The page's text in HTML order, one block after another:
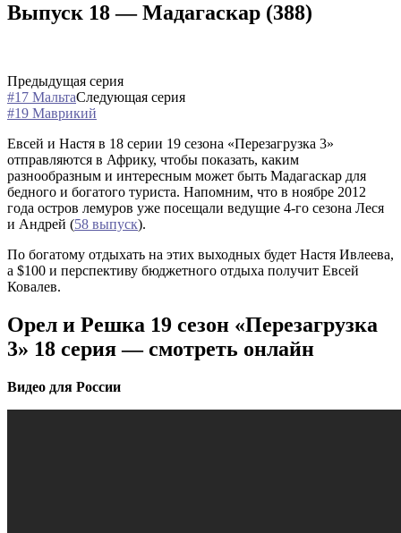
Выпуск 18 — Мадагаскар (388)
Предыдущая серия
#17 МальтаСледующая серия
#19 Маврикий
Евсей и Настя в 18 серии 19 сезона «Перезагрузка 3»
отправляются в Африку, чтобы показать, каким
разнообразным и интересным может быть Мадагаскар для
бедного и богатого туриста. Напомним, что в ноябре 2012
года остров лемуров уже посещали ведущие 4-го сезона Леся
и Андрей (58 выпуск).
По богатому отдыхать на этих выходных будет Настя Ивлеева,
а $100 и перспективу бюджетного отдыха получит Евсей
Ковалев.
Орел и Решка 19 сезон «Перезагрузка
3» 18 серия — смотреть онлайн
Видео для России